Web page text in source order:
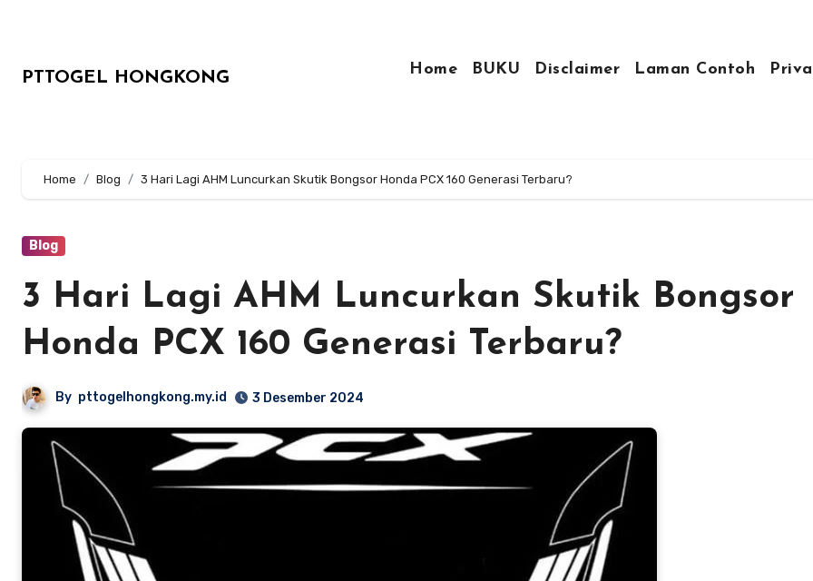
PTTOGEL HONGKONG Home BUKU Disclaimer Laman Contoh
Home Blog 3 Hari Lagi AHM Luncurkan Skutik Bongsor Honda PCX 160 Generasi Terbaru?
Blog
3 Hari Lagi AHM Luncurkan Skutik Bongsor
Honda PCX 160 Generasi Terbaru?
By pttogelhongkong.my.id 3 Desember 2024